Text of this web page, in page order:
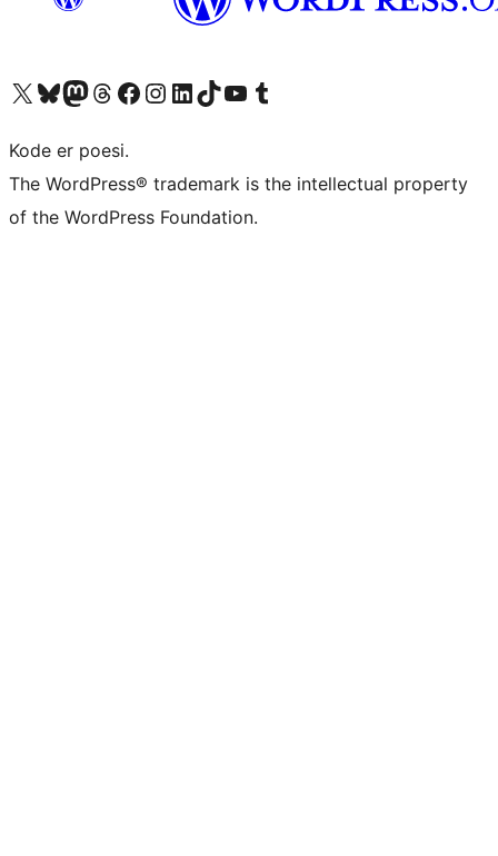
Besøg vores X (tidligere Twitter) konto
Besøg vores Bluesky-konto
Besøg vores Mastodon konto
Besøg vores Threads-konto
Besøg vores Facebook sideBesøg vores Instagram konto
Besøg vores LinkedIn konto
Besøg vores TikTok-konto
Besøg vores YouTube-kanalBesøg vores Tumblr-konto
Kode er poesi.
The WordPress® trademark is the intellectual property
of the WordPress Foundation.